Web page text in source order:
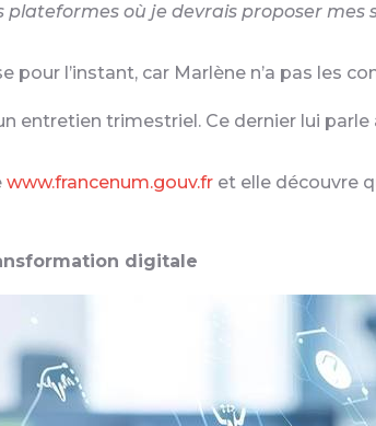
plateformes où je devrais proposer mes
l’instant, car Marlène n’a pas les
entretien trimestriel. Ce dernier lui
www.francenum.gouv.fr et elle découvre
digitale